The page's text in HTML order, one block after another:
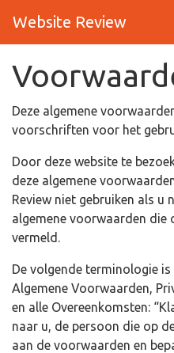
Website Review
Deze algemene
voorschriften voor het
Door deze website te
deze algemene
Review niet gebruiken als
algemene voorwaarden die
vermeld.
De volgende terminologie
Algemene Voorwaarden,
en alle Overeenkomsten:
naar u, de persoon die op
aan de voorwaarden en